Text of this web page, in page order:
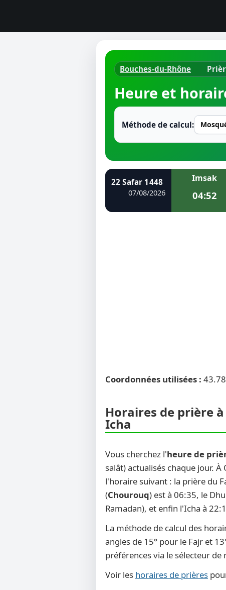
Horaires
Heure de
Ramadan
Calendrier
Bouches-du-Rhône
Heure et
Méthode de calcul:
22 Safar 1448
07/08/2026
Imsak
04:52
Coordonnées utilisées :
Horaires de prière
Icha
Vous cherchez l'heure de
salât) actualisés chaque jour.
l'horaire suivant : la prière du
(Chourouq) est à 06:35, le
Ramadan), et enfin l'Icha à
La méthode de calcul des
angles de 15° pour le Fajr et
préférences via le sélecteur
Voir les horaires de prières